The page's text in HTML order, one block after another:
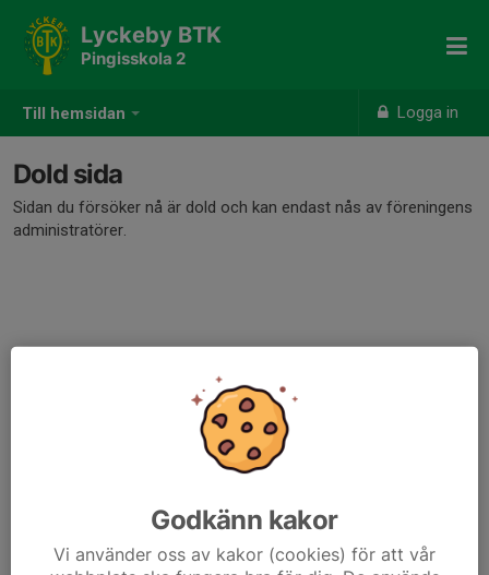
Till hemsidan Logga in
Lyckeby BTK
Pingisskola 2
Dold sida
Sidan du försöker nå är dold och kan endast nås av föreningens
administratörer.
Godkänn kakor
Vi använder oss av kakor (cookies) för att vår